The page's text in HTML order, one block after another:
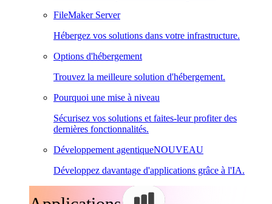
FileMaker Server
Hébergez vos solutions dans votre infrastructure.
Options d'hébergement
Trouvez la meilleure solution d'hébergement.
Pourquoi une mise à niveau
Sécurisez vos solutions et faites-leur profiter des
dernières fonctionnalités.
Développement agentiqueNOUVEAU
Développez davantage d'applications grâce à l'IA.